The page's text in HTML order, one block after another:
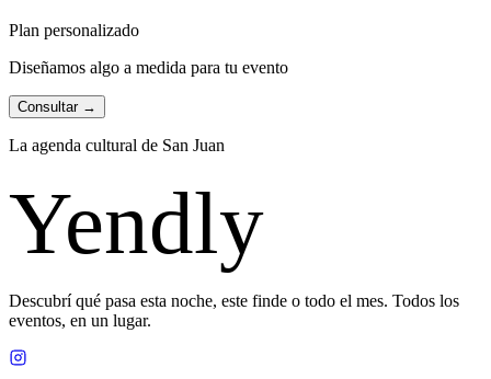
Plan personalizado
Diseñamos algo a medida para tu evento
Consultar →
La agenda cultural de San Juan
Yendly
Descubrí qué pasa esta noche, este finde o todo el mes. Todos los
eventos, en un lugar.